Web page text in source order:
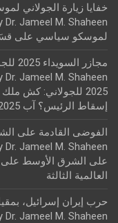
لموسكو سياسي على
2025 للجولاني: كش ملك
إسقاط الرئيس؟ آب 2025
على الشرق الأوسط على
العالمية الثالثة